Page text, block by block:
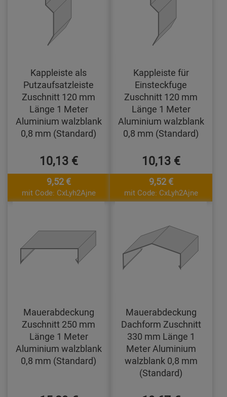
Kappleiste als
Putzaufsatzleiste
Zuschnitt 120 mm
Länge 1 Meter
Aluminium walzblank
0,8 mm (Standard)
10,13 €
9,52 €
mit Code: CxLyh2Ajne
Kappleiste für
Einsteckfuge
Zuschnitt 120 mm
Länge 1 Meter
Aluminium walzblank
0,8 mm (Standard)
10,13 €
9,52 €
mit Code: CxLyh2Ajne
Mauerabdeckung
Zuschnitt 250 mm
Länge 1 Meter
Aluminium walzblank
0,8 mm (Standard)
Mauerabdeckung
Dachform Zuschnitt
330 mm Länge 1
Meter Aluminium
walzblank 0,8 mm
(Standard)